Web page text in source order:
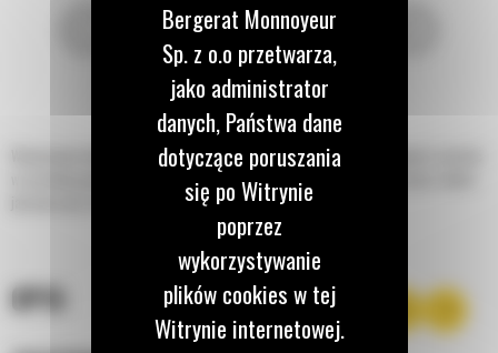
Wzmocnione łyżki do minikoparek Cat® zapewniają maksymalną wydajność i wartość
w szerokiej gamie zastosowań obejmujących materiały o średniej ścierności, takich
jak mieszana ziemia, glina i skały.
OPIS
Bergerat Monnoyeur
Sp. z o.o przetwarza,
jako administrator
danych, Państwa dane
dotyczące poruszania
się po Witrynie
poprzez
wykorzystywanie
plików cookies w tej
Witrynie internetowej.